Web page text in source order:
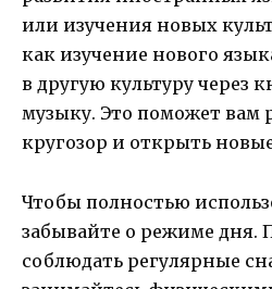
или изучения новых
как изучение нового
в другую культуру через
музыку. Это поможет вам
кругозор и открыть
Чтобы полностью
забывайте о режиме дня.
соблюдать регулярные